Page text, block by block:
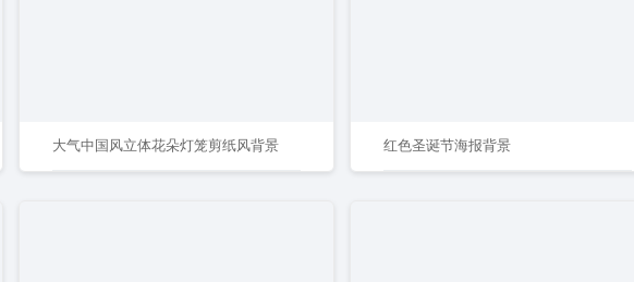
大气中国风立体花朵灯笼剪纸风背景 红色圣诞节海报背景